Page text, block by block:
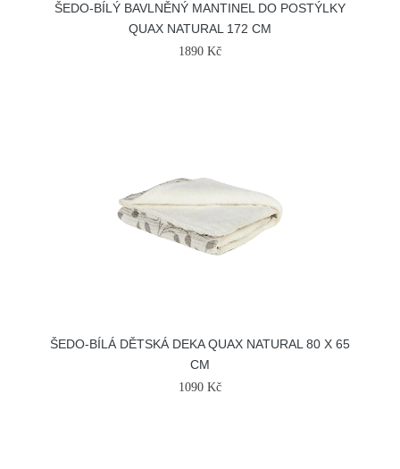
ŠEDO-BÍLÝ BAVLNĚNÝ MANTINEL DO POSTÝLKY
QUAX NATURAL 172 CM
1890 Kč
ŠEDO-BÍLÁ DĚTSKÁ DEKA QUAX NATURAL 80 X 65
CM
1090 Kč